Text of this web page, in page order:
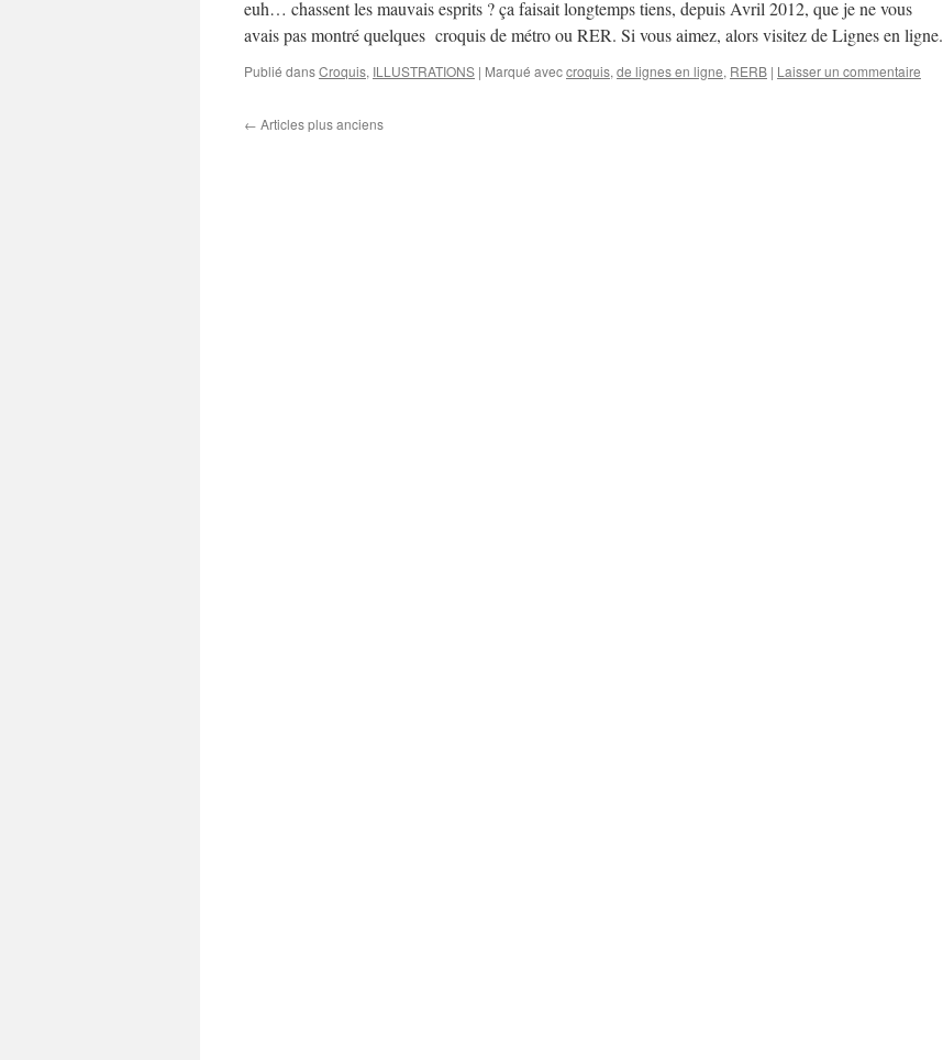
euh… chassent les mauvais esprits ? ça faisait longtemps tiens, depuis Avril 2012, que je ne vous
avais pas montré quelques croquis de métro ou RER. Si vous aimez, alors visitez de Lignes en ligne.
Publié dansCroquis, ILLUSTRATIONS | Marqué aveccroquis, de lignes en ligne, RERB | Laisser un commentaire
← Articles plus anciens